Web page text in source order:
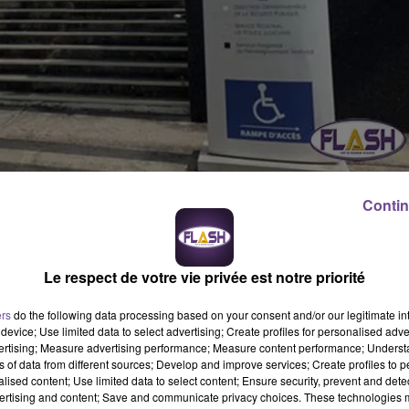
était intervenue, rue Jean Jaurès, à Isle, pour un vol avec
déplaçait sur un trottoir, avec une canne, venait de se faire
des faits avait réussi à prendre la fuite avec le sac à main de
et les clefs de son habitation.
de paiement. L’auteur des faits avait tenté d’effectuer des
été formellement identifié. Se sentant recherché, le mis en
Limoges (le 1er décembre 2022). L’homme âgé de 37 ans
Le respect de votre vie privée est notre priorité
do the following data processing based on your consent and/or our legitimate
Use limited data to select advertising; Create profiles for personalised
Measure advertising performance; Measure content performance;
of data from different sources; Develop and improve services; Create profiles to
content; Use limited data to select content; Ensure security, prevent and
and content; Save and communicate privacy choices. These technologies